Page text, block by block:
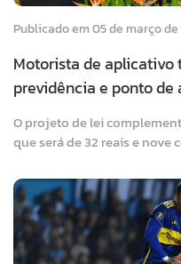
Publicado em 05 de março
Motorista de
previdência e ponto de
O projeto de lei
que será de 32 reais e nove